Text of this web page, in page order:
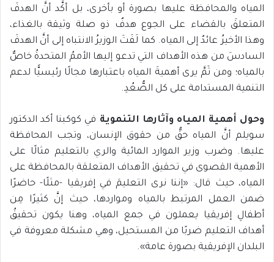
المياه والمحافظة عليها بصورة أو بأخرى، بل أكَّد أنَّ الهدفَ
المتعلقَ بالقضاء على الجوع هدفٌ ذو صلة وثيقة بالغذاء،
وهذا الأخيرُ عائدٌ إلى المياه. كما لَفَتَ الوزيرُ الانتباه إلى أنَّ الهدفَ
السادسَ من هذه الأهداف التي تدعو إليها الأممُ المتحدةُ خاصٌّ
بالمياه؛ ومن ثَمَّ يرى أهميةَ المياه باعتبارها مجالًا رئيسيًّا لدعم
التنمية المستدامة على كل الصُّعُدِ.
وحول أهمية المياه وآثارها التنموية في كوكبنا أكد الدكتور
سويلم أنَّ المياه حقٌّ من حقوق الإنسان، وتجب المحافظة
عليها. وضرب وزير الموارد المائية والري بالتعليم مثالًا على
الأهمية القصوى في تحقيق الأهداف المتعلقة بالمحافظة على
المياه، حيث قال: «إننا نرى التعليمَ في إفريقيا -مثلًا- حاضرًا
ضمن العمل المرتبط بالمياه ومواردها، حيث إنَّ كثيرًا مِن
أطفالِ إفريقيا يعملون في جمع المياه، وهنا يكون تحقيقُ
أهداف التعليم ضربًا من المستحيل، وهي مشكلة معروفة في
البلدان الإفريقية بصورة عامة».